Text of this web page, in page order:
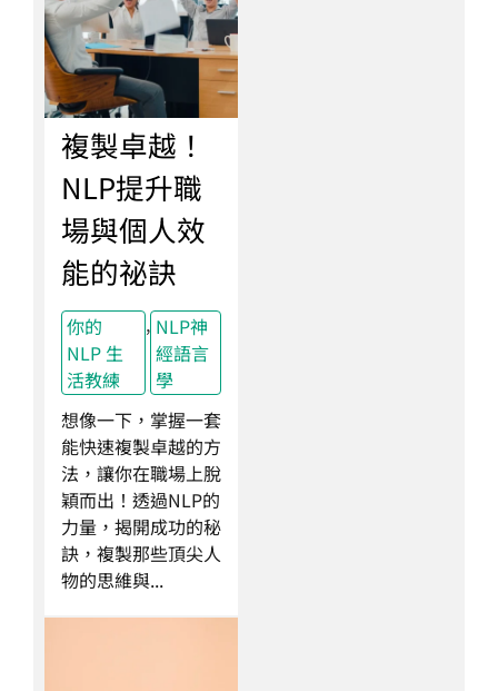
複製卓越！
NLP提升職
場與個人效
能的祕訣
你的
NLP 生
活教練
, NLP神
經語言
學
想像一下，掌握一套
能快速複製卓越的方
法，讓你在職場上脫
穎而出！透過NLP的
力量，揭開成功的秘
訣，複製那些頂尖人
物的思維與...